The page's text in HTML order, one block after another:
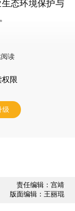
态环境保护与
读
权限
级
责任编辑：宫靖
版面编辑：王丽琨